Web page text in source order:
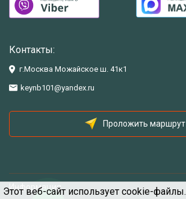
Этот веб-сайт использует cookie-файлы.
Контакты:
г.Москва Можайское ш. 41к1
keynb101@yandex.ru
Проложить маршрут
Информация